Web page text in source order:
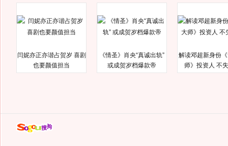
闫妮亦正亦谐占贺岁 喜剧
也要颜值担当
《情圣》肖央“真诚出轨”
或成贺岁档爆款帝
解读邓超新身份
师》投资人 不